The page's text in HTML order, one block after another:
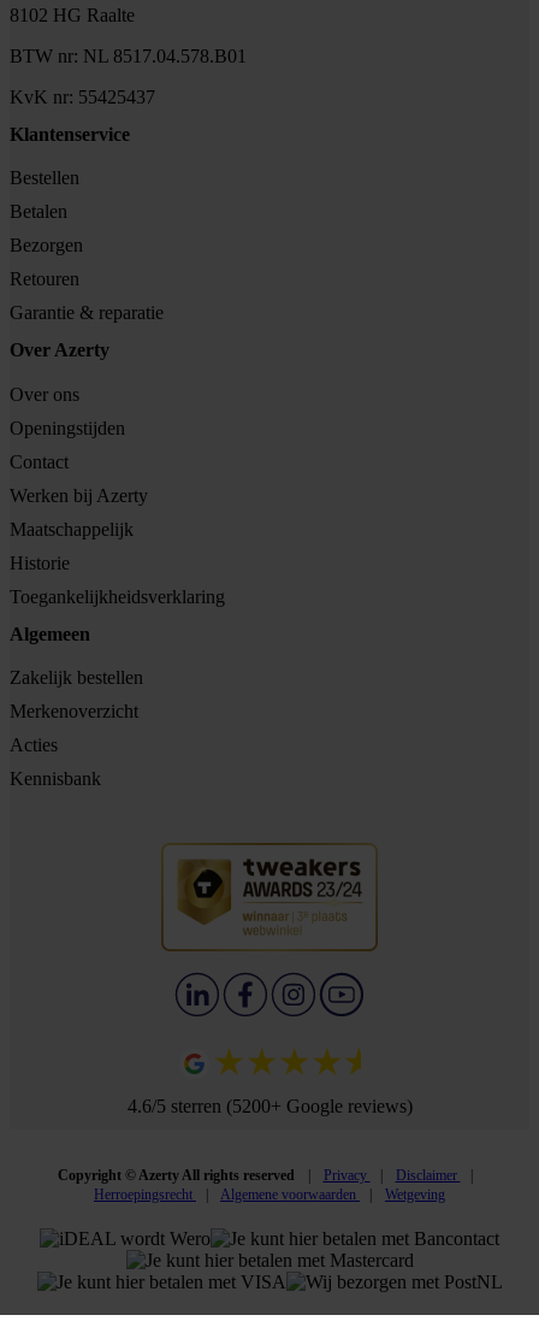
8102 HG Raalte
BTW nr: NL 8517.04.578.B01
KvK nr: 55425437
Klantenservice
Bestellen
Betalen
Bezorgen
Retouren
Garantie & reparatie
Over Azerty
Over ons
Openingstijden
Contact
Werken bij Azerty
Maatschappelijk
Historie
Toegankelijkheidsverklaring
Algemeen
Zakelijk bestellen
Merkenoverzicht
Acties
Kennisbank
4.6/5 sterren (5200+ Google reviews)
Copyright © Azerty All rights reserved Privacy
Disclaimer
Herroepingsrecht
Algemene voorwaarden Wetgeving